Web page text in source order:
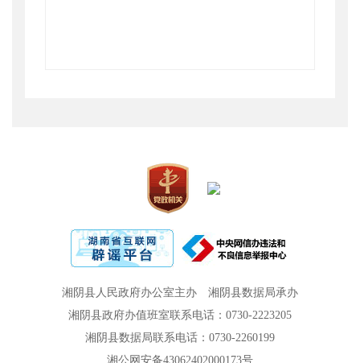
湘阴县人民政府办公室主办
湘阴县数据局承办
湘阴县政府办值班室联系电话：0730-2223205
湘阴县数据局联系电话：0730-2260199
湘公网安备43062402000173号